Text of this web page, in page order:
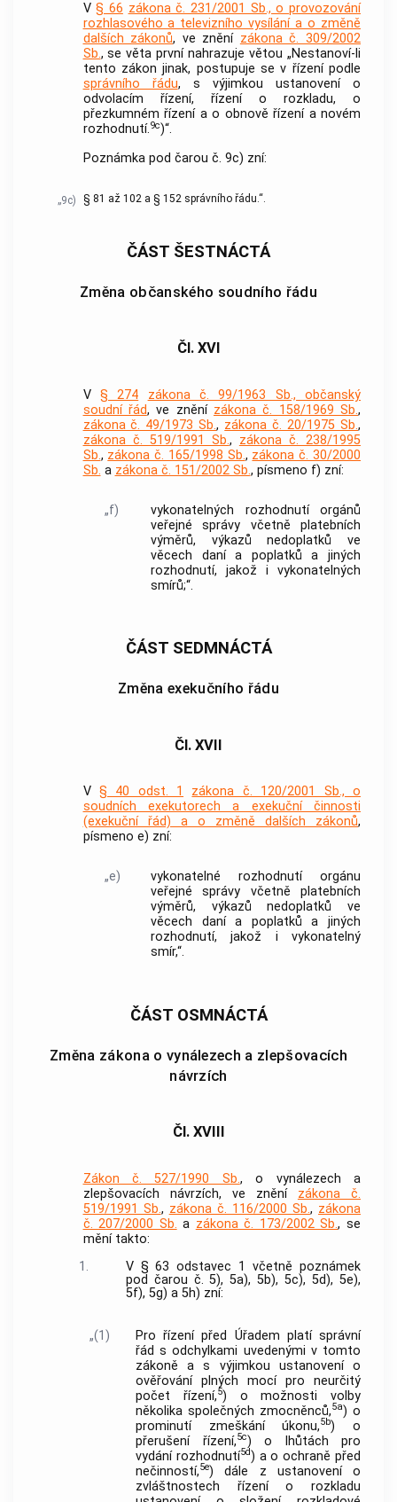
V§ 66 zákona č. 231/2001 Sb., o provozování
rozhlasového a televizního vysílání a o změně
dalších zákonů, ve znění zákona č. 309/2002
Sb., se věta první nahrazuje větou „Nestanoví-li
tento zákon jinak, postupuje se v řízení podle
správního řádu, s výjimkou ustanovení o
odvolacím řízení, řízení o rozkladu, o
přezkumném řízení a o obnově řízení a novém
rozhodnutí.9c)“.
Poznámka pod čarou č. 9c) zní:
„9c) § 81 až 102 a § 152 správního řádu.“.
ČÁST ŠESTNÁCTÁ
Změna občanského soudního řádu
Čl. XVI
V § 274
zákona č. 99/1963 Sb., občanský
soudní řád, ve znění zákona č. 158/1969 Sb.,
zákona č. 49/1973 Sb., zákona č. 20/1975 Sb.,
zákona č. 519/1991 Sb., zákona č. 238/1995
Sb., zákona č. 165/1998 Sb., zákona č. 30/2000
Sb. a zákona č. 151/2002 Sb., písmeno f) zní:
„f)
vykonatelných rozhodnutí orgánů
veřejné správy včetně platebních
výměrů, výkazů nedoplatků ve
věcech daní a poplatků a jiných
rozhodnutí, jakož i vykonatelných
smírů;“.
ČÁST SEDMNÁCTÁ
Změna exekučního řádu
Čl. XVII
V § 40 odst. 1
zákona č. 120/2001 Sb., o
soudních exekutorech a exekuční činnosti
(exekuční řád) a o změně dalších zákonů,
písmeno e) zní:
„e)
vykonatelné rozhodnutí orgánu
veřejné správy včetně platebních
výměrů, výkazů nedoplatků ve
věcech daní a poplatků a jiných
rozhodnutí, jakož i vykonatelný
smír,“.
ČÁST OSMNÁCTÁ
Změna zákona o vynálezech a zlepšovacích
návrzích
Čl. XVIII
Zákon č. 527/1990 Sb., o vynálezech a
zlepšovacích návrzích, ve znění zákona č.
519/1991 Sb., zákona č. 116/2000 Sb., zákona
č. 207/2000 Sb. a zákona č. 173/2002 Sb., se
mění takto:
1.
V § 63 odstavec 1 včetně poznámek
pod čarou č. 5), 5a), 5b), 5c), 5d), 5e),
5f), 5g) a 5h) zní:
„(1)
Pro řízení před Úřadem platí správní
řád s odchylkami uvedenými v tomto
zákoně a s výjimkou ustanovení o
ověřování plných mocí pro neurčitý
počet řízení,5) o možnosti volby
několika společných zmocněnců,5a) o
prominutí zmeškání úkonu,5b) o
přerušení řízení,5c) o lhůtách pro
vydání rozhodnutí5d) a o ochraně před
nečinností,5e) dále z ustanovení o
zvláštnostech řízení o rozkladu